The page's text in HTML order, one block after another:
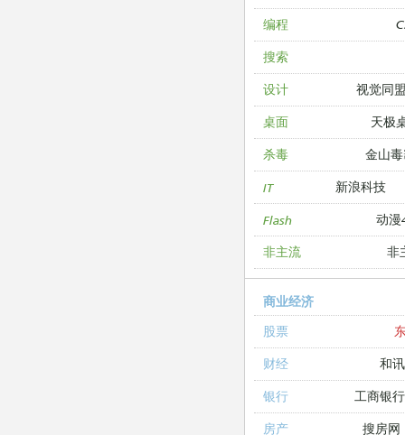
编程
搜索
设计 视觉同
桌面 天极
杀毒 金山
IT 新浪科技
Flash 动漫
非主流 非
商业经济
股票
财经 和
银行 工商银行
房产 搜房网